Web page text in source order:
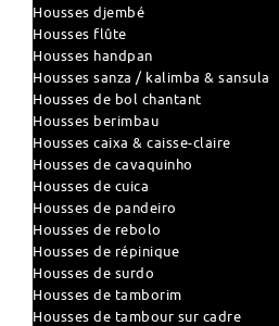
Housses djembé
Housses flûte
Housses handpan
Housses sanza / kalimba & sansula
Housses de bol chantant
Housses berimbau
Housses caixa & caisse-claire
Housses de cavaquinho
Housses de cuica
Housses de pandeiro
Housses de rebolo
Housses de répinique
Housses de surdo
Housses de tamborim
Housses de tambour sur cadre